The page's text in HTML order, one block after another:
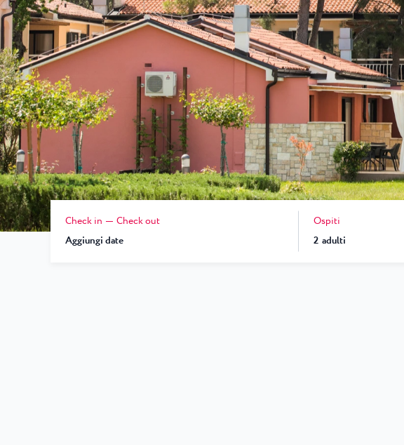
Hotels Umag ★ ★ ★ ★
Hotel Pelegrin Plava Laguna
Hotel Garden Istra Plava Laguna
Residence Garden Istra Plava Laguna
Hotel Umag Plava Laguna
Laguna
l Resort più famoso di Umago, casa
dei campioni di tennis...
Tutti i resort
Gastronomia
Pepi Club
Esplora tutti
Check in
Check out
Aggiungi date
Ospiti
2 adulti